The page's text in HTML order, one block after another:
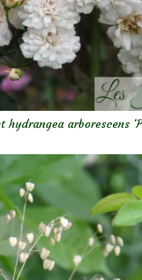
arborescens